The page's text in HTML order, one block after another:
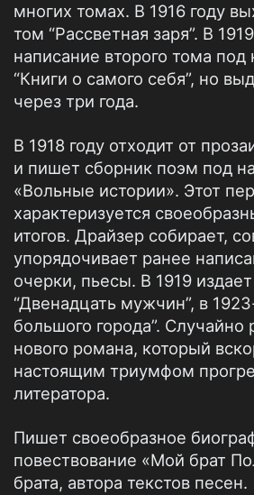
многих томах. В 1916 году
том “Рассветная заря”. В
написание второго тома под
“Книги о самого себя”, но
через три года.
В 1918 году отходит от
и пишет сборник поэм под
«Вольные истории». Этот
характеризуется
итогов. Драйзер собирает,
упорядочивает ранее
очерки, пьесы. В 1919
“Двенадцать мужчин”, в
большого города”. Случайно
нового романа, который
настоящим триумфом
литератора.
Пишет своеобразное
повествование «Мой брат
брата, автора текстов песен.